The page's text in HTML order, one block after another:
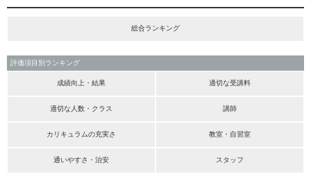
総合ランキング
評価項目別ランキング
成績向上・結果 適切な受講料
適切な人数・クラス 講師
カリキュラムの充実さ 教室・自習室
通いやすさ・治安 スタッフ